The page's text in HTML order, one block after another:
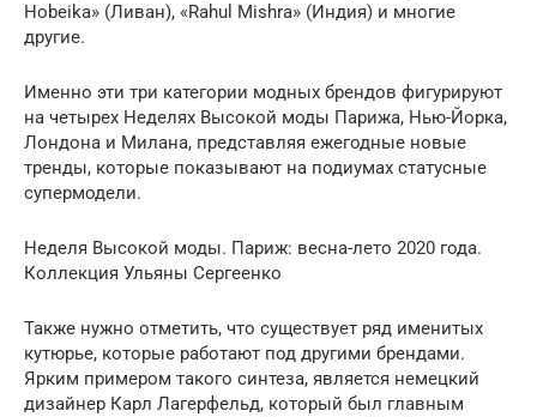
Hobeika» (Ливан), «Rahul Mishra» (Индия) и многие
другие.
Именно эти три категории модных брендов фигурируют
на четырех Неделях Высокой моды Парижа, Нью-Йорка,
Лондона и Милана, представляя ежегодные новые
тренды, которые показывают на подиумах статусные
супермодели.
Неделя Высокой моды. Париж: весна-лето 2020 года.
Коллекция Ульяны Сергеенко
Также нужно отметить, что существует ряд именитых
кутюрье, которые работают под другими брендами.
Ярким примером такого синтеза, является немецкий
дизайнер Карл Лагерфельд, который был главным